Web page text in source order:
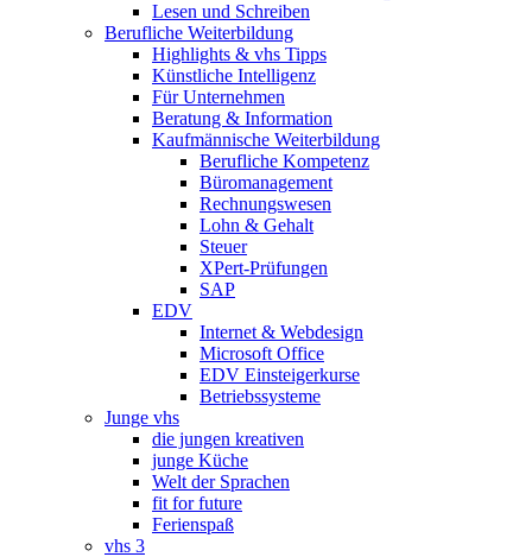
Lesen und Schreiben
Berufliche Weiterbildung
Highlights & vhs Tipps
Künstliche Intelligenz
Für Unternehmen
Beratung & Information
Kaufmännische Weiterbildung
Berufliche Kompetenz
Büromanagement
Rechnungswesen
Lohn & Gehalt
Steuer
XPert-Prüfungen
SAP
EDV
Internet & Webdesign
Microsoft Office
EDV Einsteigerkurse
Betriebssysteme
Junge vhs
die jungen kreativen
junge Küche
Welt der Sprachen
fit for future
Ferienspaß
vhs 3